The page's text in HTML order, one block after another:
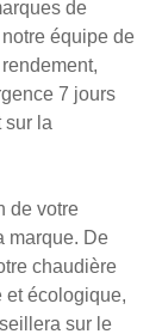
de
équipe de
7 jours
sur la
de votre
marque. De
chaudière
et écologique,
sur le